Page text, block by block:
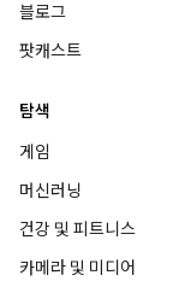
블로그
팟캐스트
탐색
게임
머신러닝
건강 및 피트니스
카메라 및 미디어